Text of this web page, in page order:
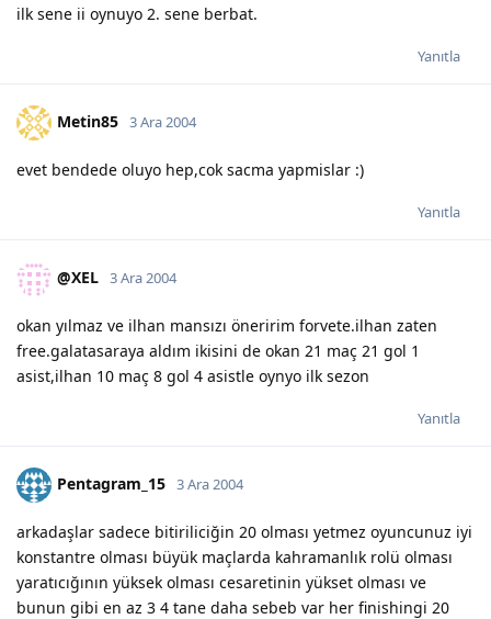
ilk sene ii oynuyo 2. sene berbat.
Yanıtla
Metin85 3 Ara 2004
evet bendede oluyo hep,cok sacma yapmislar :)
Yanıtla
@XEL 3 Ara 2004
okan yılmaz ve ilhan mansızı öneririm forvete.ilhan zaten
free.galatasaraya aldım ikisini de okan 21 maç 21 gol 1
asist,ilhan 10 maç 8 gol 4 asistle oynyo ilk sezon
Yanıtla
Pentagram_15 3 Ara 2004
arkadaşlar sadece bitiriliciğin 20 olması yetmez oyuncunuz iyi
konstantre olması büyük maçlarda kahramanlık rolü olması
yaratıcığının yüksek olması cesaretinin yükset olması ve
bunun gibi en az 3 4 tane daha sebeb var her finishingi 20